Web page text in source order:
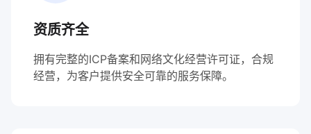
资质齐全
拥有完整的ICP备案和网络文化经营许可证，合规
经营，为客户提供安全可靠的服务保障。